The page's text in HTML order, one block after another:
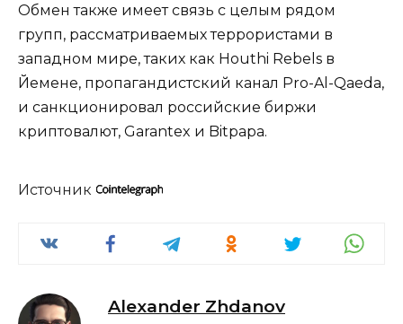
Обмен также имеет связь с целым рядом
групп, рассматриваемых террористами в
западном мире, таких как Houthi Rebels в
Йемене, пропагандистский канал Pro-Al-Qaeda,
и санкционировал российские биржи
криптовалют, Garantex и Bitpapa.
Источник
Alexander Zhdanov